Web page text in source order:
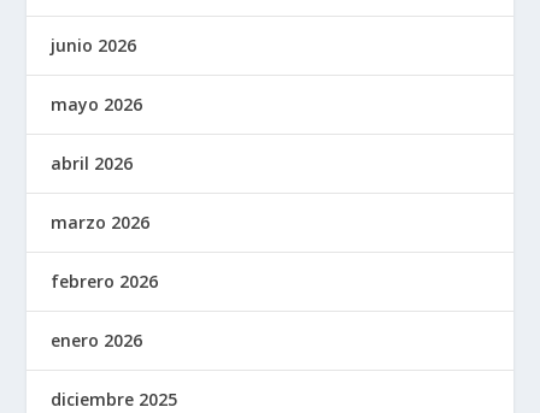
junio 2026
mayo 2026
abril 2026
marzo 2026
febrero 2026
enero 2026
diciembre 2025